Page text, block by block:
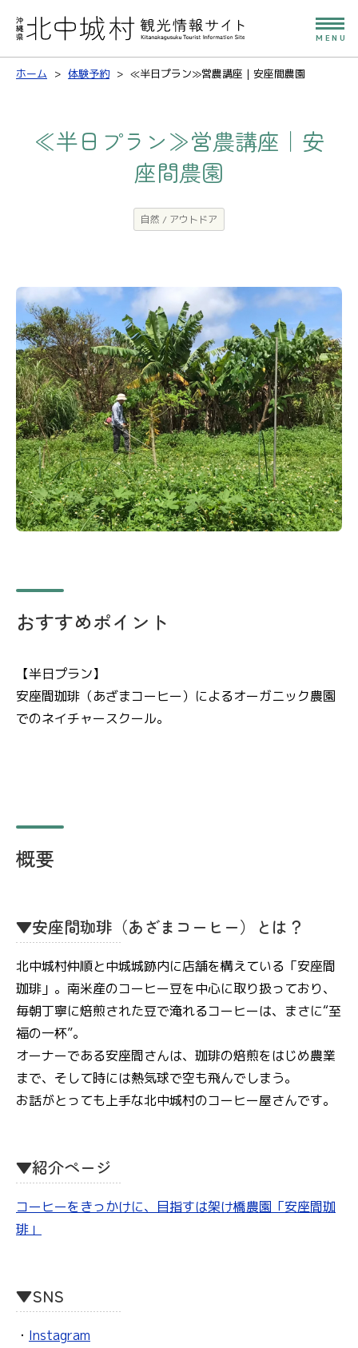
MENU
ホーム 体験予約 ≪半日プラン≫営農講座｜安座間農園
≪半日プラン≫営農講座｜安
座間農園
自然 / アウトドア
おすすめポイント
【半日プラン】
安座間珈琲（あざまコーヒー）によるオーガニック農園
でのネイチャースクール。
概要
▼安座間珈琲（あざまコーヒー）とは？
北中城村仲順と中城城跡内に店舗を構えている「安座間
珈琲」。南米産のコーヒー豆を中心に取り扱っており、
毎朝丁寧に焙煎された豆で淹れるコーヒーは、まさに“至
福の一杯”。
オーナーである安座間さんは、珈琲の焙煎をはじめ農業
まで、そして時には熱気球で空も飛んでしまう。
お話がとっても上手な北中城村のコーヒー屋さんです。
▼紹介ページ
コーヒーをきっかけに、目指すは架け橋農園「安座間珈
琲」
▼SNS
・ Instagram